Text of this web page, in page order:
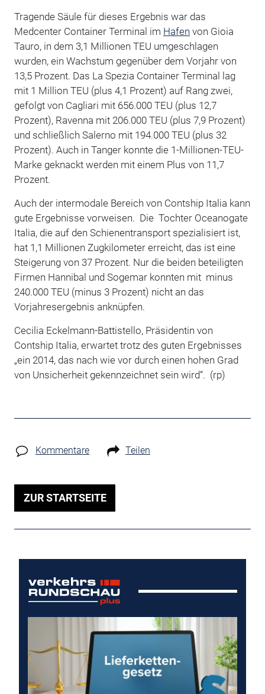
Tragende Säule für dieses Ergebnis war das
Medcenter Container Terminal im Hafen von Gioia
Tauro, in dem 3,1 Millionen TEU umgeschlagen
wurden, ein Wachstum gegenüber dem Vorjahr von
13,5 Prozent. Das La Spezia Container Terminal lag
mit 1 Million TEU (plus 4,1 Prozent) auf Rang zwei,
gefolgt von Cagliari mit 656.000 TEU (plus 12,7
Prozent), Ravenna mit 206.000 TEU (plus 7,9 Prozent)
und schließlich Salerno mit 194.000 TEU (plus 32
Prozent). Auch in Tanger konnte die 1-Millionen-TEU-
Marke geknackt werden mit einem Plus von 11,7
Prozent.
Auch der intermodale Bereich von Contship Italia kann
gute Ergebnisse vorweisen. Die Tochter Oceanogate
Italia, die auf den Schienentransport spezialisiert ist,
hat 1,1 Millionen Zugkilometer erreicht, das ist eine
Steigerung von 37 Prozent. Nur die beiden beteiligten
Firmen Hannibal und Sogemar konnten mit minus
240.000 TEU (minus 3 Prozent) nicht an das
Vorjahresergebnis anknüpfen.
Cecilia Eckelmann-Battistello, Präsidentin von
Contship Italia, erwartet trotz des guten Ergebnisses
„ein 2014, das nach wie vor durch einen hohen Grad
von Unsicherheit gekennzeichnet sein wird“. (rp)
Kommentare Teilen
ZUR STARTSEITE